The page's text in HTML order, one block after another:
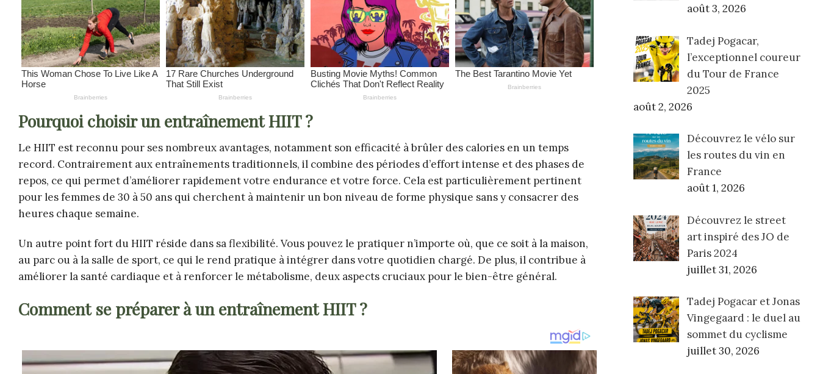
Pourquoi choisir un entraînement HIIT ?
Le HIIT est reconnu pour ses nombreux avantages, notamment son efficacité à brûler des calories en un temps
record. Contrairement aux entraînements traditionnels, il combine des périodes d’effort intense et des phases de
repos, ce qui permet d’améliorer rapidement votre endurance et votre force. Cela est particulièrement pertinent
pour les femmes de 30 à 50 ans qui cherchent à maintenir un bon niveau de forme physique sans y consacrer des
heures chaque semaine.
Un autre point fort du HIIT réside dans sa flexibilité. Vous pouvez le pratiquer n’importe où, que ce soit à la maison,
au parc ou à la salle de sport, ce qui le rend pratique à intégrer dans votre quotidien chargé. De plus, il contribue à
améliorer la santé cardiaque et à renforcer le métabolisme, deux aspects cruciaux pour le bien-être général.
Comment se préparer à un entraînement HIIT ?
août 3, 2026
Tadej Pogacar,
l’exceptionnel coureur
du Tour de France
2025
août 2, 2026
Découvrez le vélo sur
les routes du vin en
France
août 1, 2026
Découvrez le street
art inspiré des JO de
Paris 2024
juillet 31, 2026
Tadej Pogacar et Jonas
Vingegaard : le duel au
sommet du cyclisme
juillet 30, 2026